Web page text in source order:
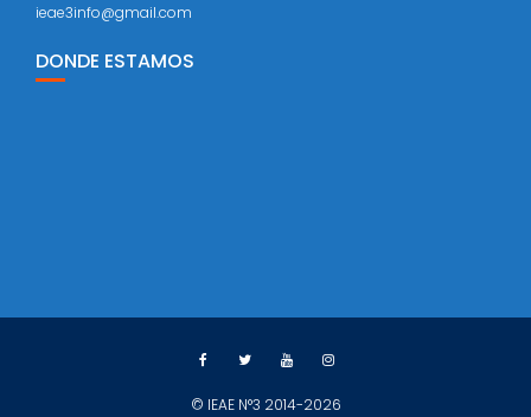
ieae3info@gmail.com
DONDE ESTAMOS
© IEAE N°3 2014-2026